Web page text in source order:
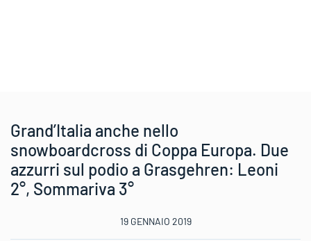
Grand’Italia anche nello
snowboardcross di Coppa Europa. Due
azzurri sul podio a Grasgehren: Leoni
2°, Sommariva 3°
19 GENNAIO 2019